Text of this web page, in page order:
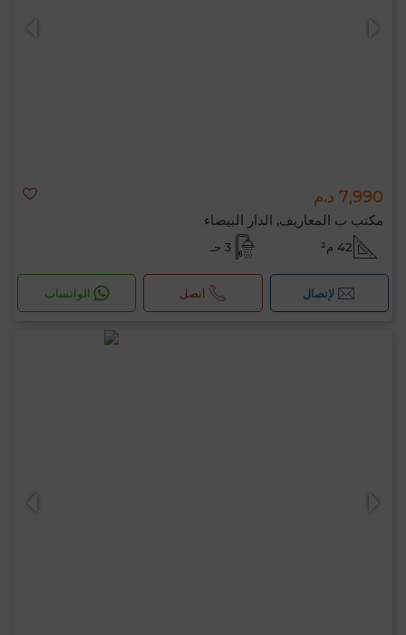
7,990 د.م
مكتب ب المعاريف, الدار البيضاء
42 م² 3 حـ
لإتصال اتصل الواتساب